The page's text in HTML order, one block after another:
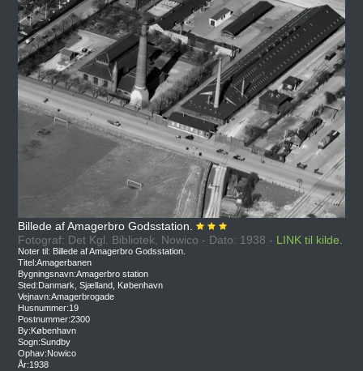
Billede af Amagerbro Godsstation.
Fotograf: Det Kgl. Bibliotek, Nowico - Dato: 1938 - LINK til kilde.
Noter til: Billede af Amagerbro Godsstation.
Titel:Amagerbanen
Bygningsnavn:Amagerbro station
Sted:Danmark, Sjælland, København
Vejnavn:Amagerbrogade
Husnummer:19
Postnummer:2300
By:København
Sogn:Sundby
Ophav:Nowico
År:1938